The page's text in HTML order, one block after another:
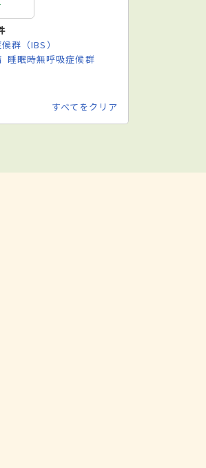
群（IBS）
睡眠時無呼吸症候群
すべてをクリア